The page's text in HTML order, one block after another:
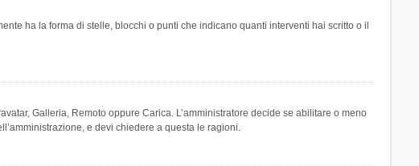
ha la forma di stelle, blocchi o punti che indicano quanti interventi hai scritto o il
Galleria, Remoto oppure Carica. L’amministratore decide se abilitare o meno
e devi chiedere a questa le ragioni.